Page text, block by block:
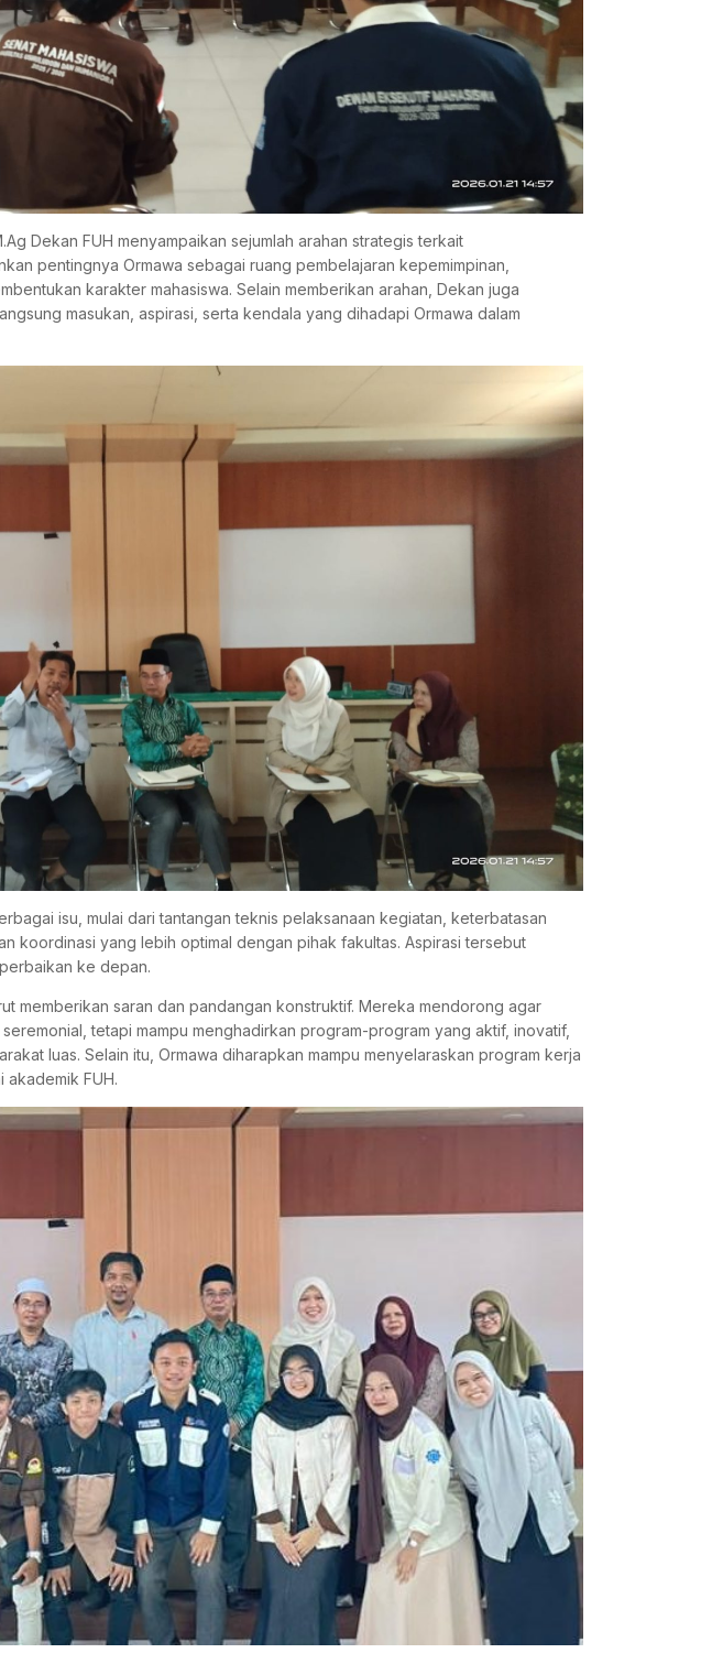
Dekan FUH menyampaikan sejumlah arahan strategis terkait
pentingnya Ormawa sebagai ruang pembelajaran kepemimpinan,
karakter mahasiswa. Selain memberikan arahan, Dekan juga
masukan, aspirasi, serta kendala yang dihadapi Ormawa dalam
isu, mulai dari tantangan teknis pelaksanaan kegiatan, keterbatasan
koordinasi yang lebih optimal dengan pihak fakultas. Aspirasi tersebut
ke depan.
memberikan saran dan pandangan konstruktif. Mereka mendorong agar
tetapi mampu menghadirkan program-program yang aktif, inovatif,
luas. Selain itu, Ormawa diharapkan mampu menyelaraskan program kerja
akademik FUH.